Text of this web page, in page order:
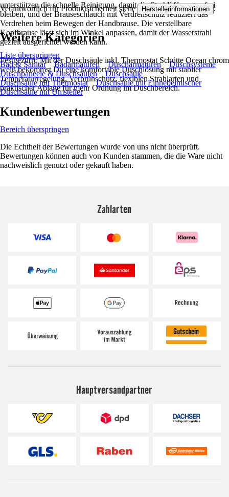
unterstützen die schnelle Reinigung, damit die Strahlöffnungen frei
bleiben, und der Brauseschlauch mit Verdrehschutz reduziert das
Verdrehen beim Bewegen der Handbrause. Die verstellbare
Kopfbrause lässt sich im Winkel anpassen, damit der Wasserstrahl
gezielt ausgerichtet werden kann.
Festgezurrt: Mit der Duschsäule inkl. Thermostat Schütte Ocean chrom
weiß bekommst Du eine komfortable Duschlösung mit stabiler
Temperaturregelung, Verbrühschutz, flexiblen Strahlarten und
praktischer Ablage für mehr Ordnung im Duschbereich.
Verantwortlich für Produktsicherheit siehe Herstellerinformationen .
Weitere Kategorien
Liste überspringen
Bad & Sanitär
Badarmaturen Duscharmaturen
Duschsysteme
Duschpaneele & Duschsäulen
Duschsäule
Duschsäule mit Thermostat
Duschsäule mit Einhebelmischer
Duschsäule mit Umsteller
Kundenbewertungen
Bereich überspringen
Die Echtheit der Bewertungen wurde von uns nicht überprüft.
Bewertungen können auch von Kunden stammen, die die Ware nicht
nachweislich genutzt oder gekauft haben.
Zahlarten
Hauptversandpartner